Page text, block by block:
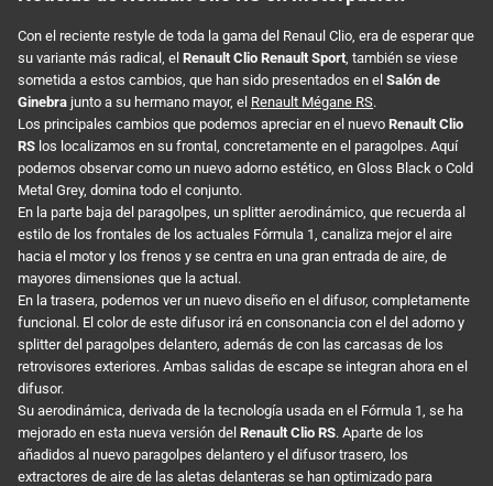
Con el reciente restyle de toda la gama del Renaul Clio, era de esperar que
su variante más radical, el Renault Clio Renault Sport , también se viese
sometida a estos cambios, que han sido presentados en el Salón de
Ginebra junto a su hermano mayor, el Renault Mégane RS.
Los principales cambios que podemos apreciar en el nuevo Renault Clio
RS los localizamos en su frontal, concretamente en el paragolpes. Aquí
podemos observar como un nuevo adorno estético, en Gloss Black o Cold
Metal Grey, domina todo el conjunto.
En la parte baja del paragolpes, un splitter aerodinámico, que recuerda al
estilo de los frontales de los actuales Fórmula 1, canaliza mejor el aire
hacia el motor y los frenos y se centra en una gran entrada de aire, de
mayores dimensiones que la actual.
En la trasera, podemos ver un nuevo diseño en el difusor, completamente
funcional. El color de este difusor irá en consonancia con el del adorno y
splitter del paragolpes delantero, además de con las carcasas de los
retrovisores exteriores. Ambas salidas de escape se integran ahora en el
difusor.
Su aerodinámica, derivada de la tecnología usada en el Fórmula 1, se ha
mejorado en esta nueva versión del Renault Clio RS. Aparte de los
añadidos al nuevo paragolpes delantero y el difusor trasero, los
extractores de aire de las aletas delanteras se han optimizado para